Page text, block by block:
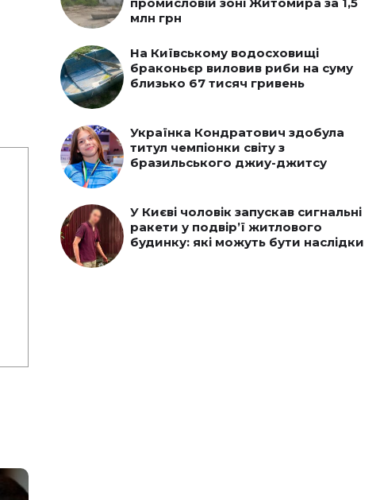
млн грн
На Київському водосховищі
браконьєр виловив риби на суму
близько 67 тисяч гривень
Українка Кондратович здобула
титул чемпіонки світу з
бразильського джиу-джитсу
У Києві чоловік запускав сигнальні
ракети у подвір’ї житлового
будинку: які можуть бути наслідки